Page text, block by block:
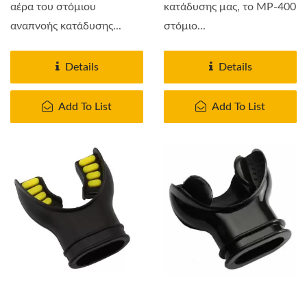
αέρα του στόμιου
αναπνοής κατάδυσης...
Details
Add To List
κατάδυσης μας, το MP-400
στόμιο...
Details
Add To List